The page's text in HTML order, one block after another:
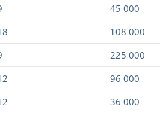
45 000
108 000
225 000
96 000
36 000